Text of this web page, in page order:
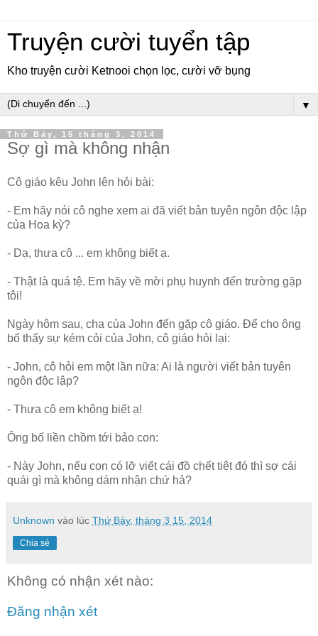
Truyện cười tuyển tập
Kho truyện cười Ketnooi chọn lọc, cười vỡ bụng
▼
Thứ Bảy, 15 tháng 3, 2014
Sợ gì mà không nhận
Cô giáo kêu John lên hỏi bài:
- Em hãy nói cô nghe xem ai đã viết bản tuyên ngôn độc lập
của Hoa kỳ?
- Dạ, thưa cô ... em không biết ạ.
- Thật là quá tệ. Em hãy về mời phụ huynh đến trường gặp
tôi!
Ngày hôm sau, cha của John đến gặp cô giáo. Để cho ông
bố thấy sự kém cỏi của John, cô giáo hỏi lại:
- John, cô hỏi em một lần nữa: Ai là người viết bản tuyên
ngôn độc lập?
- Thưa cô em không biết ạ!
Ông bố liền chồm tới bảo con:
- Này John, nếu con có lỡ viết cái đồ chết tiệt đó thì sợ cái
quái gì mà không dám nhận chứ hả?
Unknown vào lúc Thứ Bảy, tháng 3 15, 2014
Chia sẻ
Không có nhận xét nào:
Đăng nhận xét